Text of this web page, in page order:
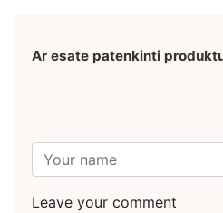
Ar esate patenkinti
Leave your comment